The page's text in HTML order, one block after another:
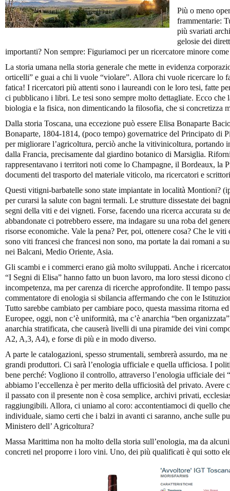
Più o meno
frammentarie:
più svariati
gelosie dei
importanti? Non sempre: Figuriamoci per un ricercatore minore
La storia umana nella storia generale che mette in evidenza
orticelli” e guai a chi li vuole “violare”. Allora chi vuole ricercare lo
fatica! I ricercatori più attenti sono i laureandi con le loro tesi, fatte
ci pubblicano i libri. Le tesi sono sempre molto dettagliate. Ecco che
biologia e la fisica, non dimenticando la filosofia, che si concretizza
Dalla storia Toscana, una eccezione può essere Elisa Bonaparte
Bonaparte, 1804-1814, (poco tempo) governatrice del Principato di
per migliorare l’agricoltura, perciò anche la vitivinicoltura, portando
dalla Francia, precisamente dal giardino botanico di Marsiglia.
rappresentavano i territori noti come lo Champagne, il Bordeaux, la
documenti del trasporto del materiale viticolo, ma ricercatori e
Questi vitigni-barbatelle sono state impiantate in località Montioni?
per curarsi la salute con bagni termali. Le strutture dissestate dei
segni della viti e dei vigneti. Forse, facendo una ricerca accurata su
abbandonate ci potrebbero essere, ma indagare su una roba del
risorse economiche. Vale la pena? Per, poi, ottenere cosa? Che le
sono viti francesi che francesi non sono, ma portate la dai romani a
nei Balcani, Medio Oriente, Asia.
Gli scambi e i commerci erano già molto sviluppati. Anche i
“I Segni di Elisa” hanno fatto un buon lavoro, ma loro stessi dicono
incompetenza, ma per carenza di ricerche approfondite. Il tempo
commentatore di enologia si sbilancia affermando che con le
Tutto sarebbe cambiato per cambiare poco, questa massima ritorna
Europee, oggi, non c’è uniformità, ma c’è anarchia “ben
anarchia stratificata, che causerà livelli di una piramide dei vini
A2, A,3, A4), e forse di più e in modo diverso.
A parte le catalogazioni, spesso strumentali, sembrerà assurdo, ma
grandi produttori. Ci sarà l’enologia ufficiale e quella ufficiosa. I
bene perché: Vogliono il controllo, attraverso l’enologia ufficiale dei
abbiamo l’eccellenza è per merito della ufficiosità del privato. Avere
il passato con il presente non è cosa semplice, archivi privati,
raggiungibili. Allora, ci uniamo al coro: accontentiamoci di quello
individuale, siamo certi che i balzi in avanti ci saranno, anche sulle
Ministero dell’ Agricoltura?
Massa Marittima non ha molto della storia sull’enologia, ma da
concreti nel proporre i loro vini. Uno, dei più qualificati è qui sotto